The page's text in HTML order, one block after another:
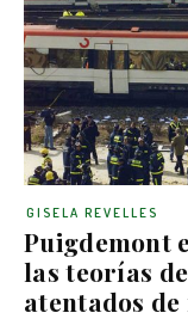
Puigdemont
las teorías
atentados
GISELA REVELLES